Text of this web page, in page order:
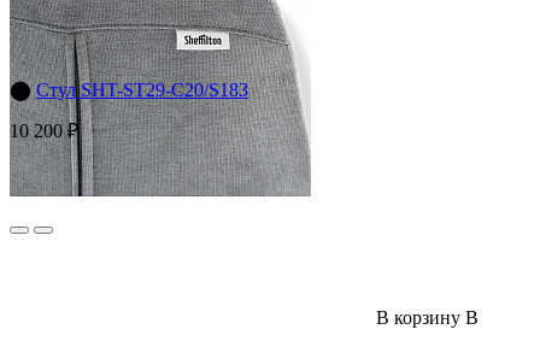
⬤ Стул SHT-ST29-С20/S183
10 200 ₽
В корзину В